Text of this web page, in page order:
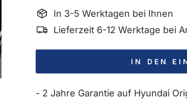
In 3-5 Werktagen bei Ihnen
Lieferzeit 6-12 Werktage bei
IN DEN
- 2 Jahre Garantie auf Hyundai